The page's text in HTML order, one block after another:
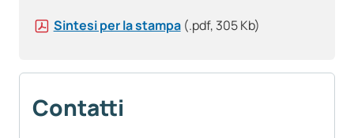
Sintesi per la stampa (.pdf, 305 Kb)
Contatti